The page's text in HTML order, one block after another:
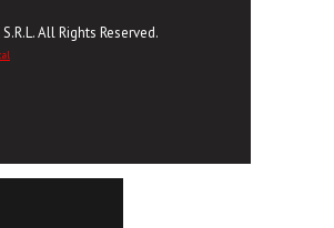
All Rights Reserved.